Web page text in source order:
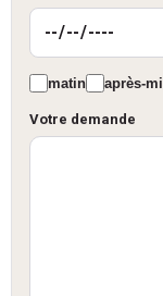
matin après-
Votre demande